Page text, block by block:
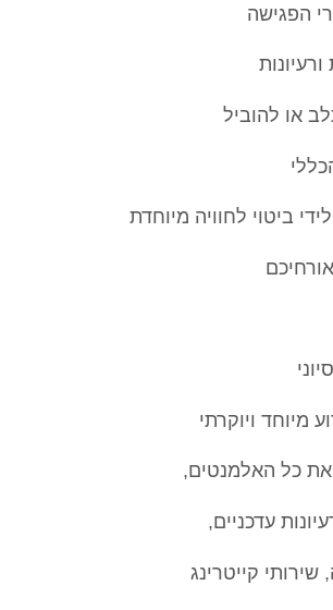
הפגישה
או להוביל
ביטוי לחוויה מיוחדת
מיוחד ויוקרתי
כל האלמנטים,
עדכניים,
שירותי קייטרינג